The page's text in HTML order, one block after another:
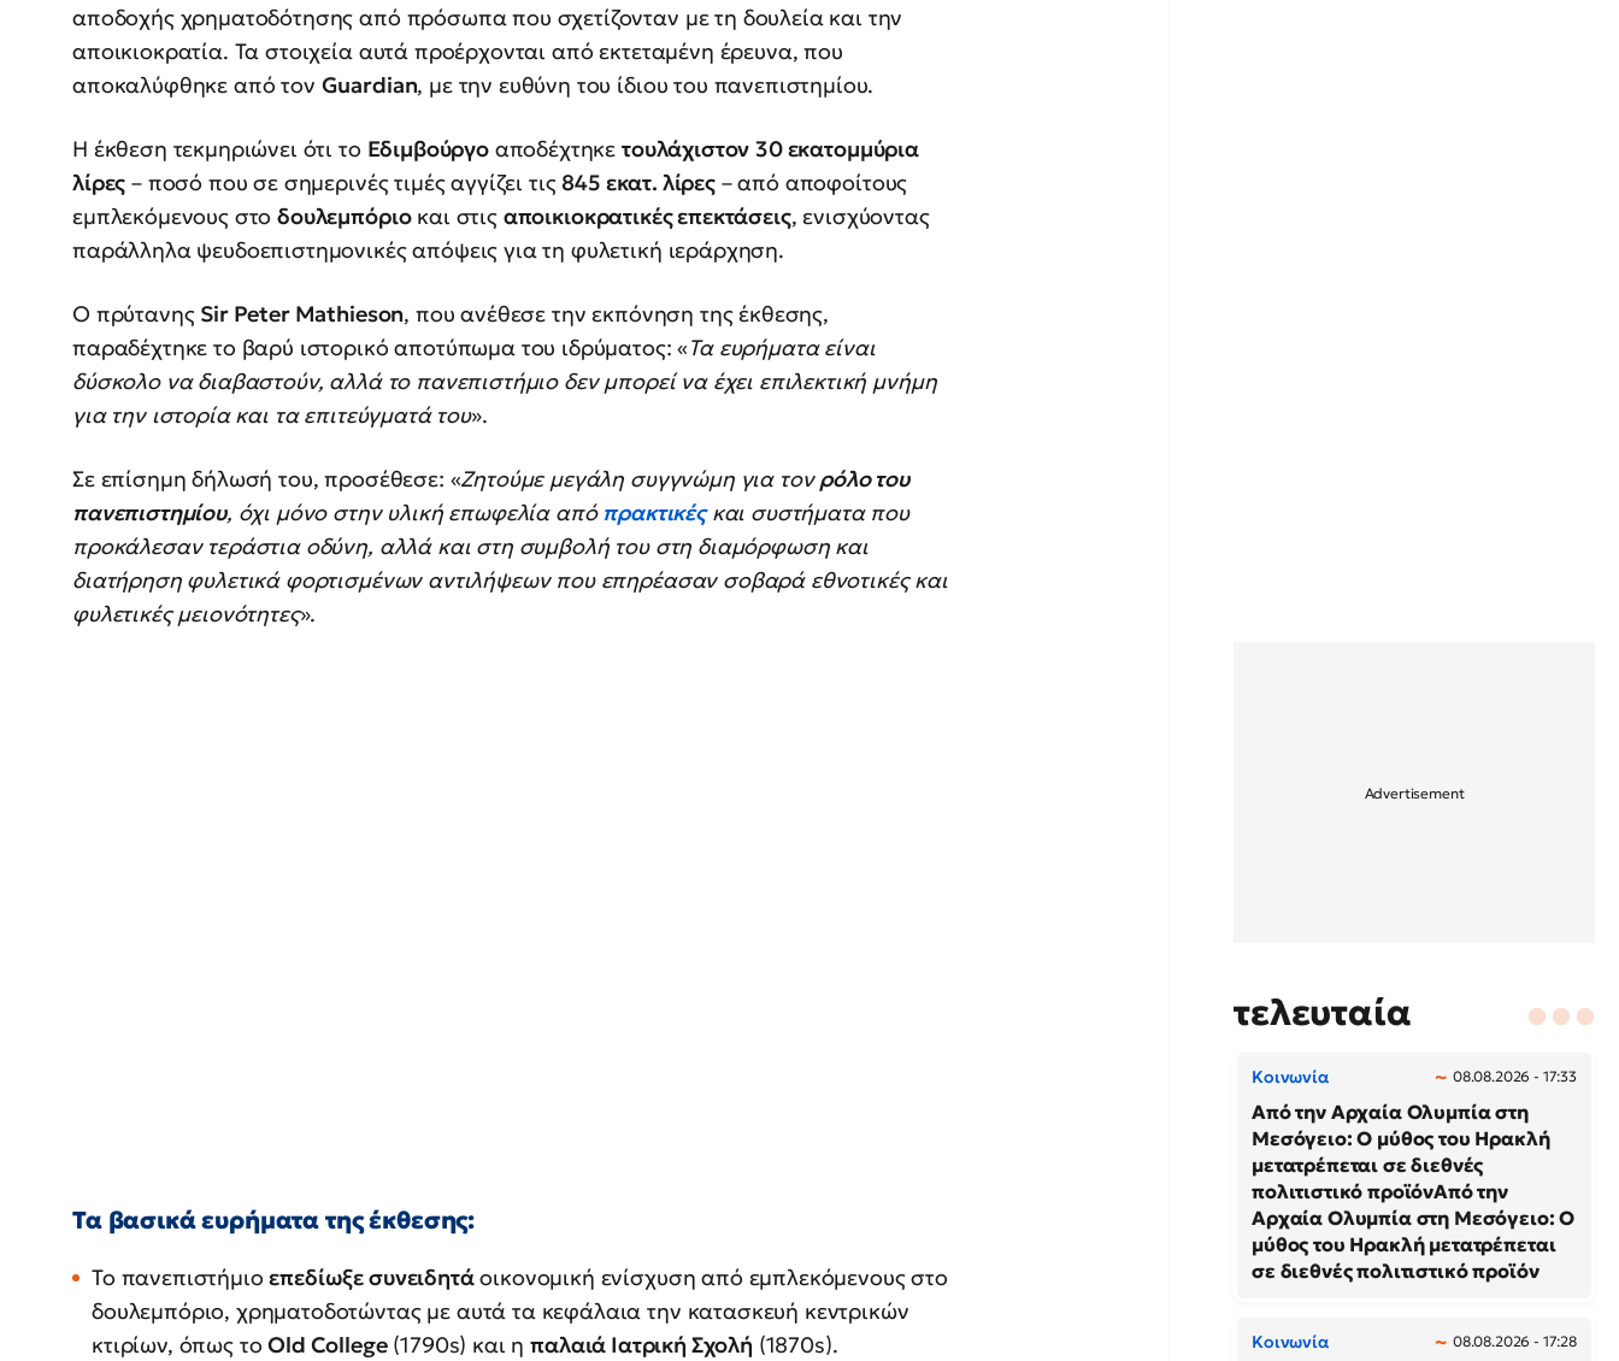
αποδοχής χρηματοδότησης από πρόσωπα που σχετίζονταν με τη δουλεία και την
αποικιοκρατία. Τα στοιχεία αυτά προέρχονται από εκτεταμένη έρευνα, που
αποκαλύφθηκε από τον Guardian, με την ευθύνη του ίδιου του πανεπιστημίου.
Η έκθεση τεκμηριώνει ότι το Εδιμβούργοαποδέχτηκετουλάχιστον 30 εκατομμύρια
λίρες – ποσό που σε σημερινές τιμές αγγίζει τις 845 εκατ. λίρες– από αποφοίτους
εμπλεκόμενους στοδουλεμπόριοκαι στις αποικιοκρατικές επεκτάσεις, ενισχύοντας
παράλληλα ψευδοεπιστημονικές απόψεις για τη φυλετική ιεράρχηση.
Ο πρύτανης Sir Peter Mathieson, που ανέθεσε την εκπόνηση της έκθεσης,
παραδέχτηκε το βαρύ ιστορικό αποτύπωμα του ιδρύματος: «Τα ευρήματα είναι
δύσκολο να διαβαστούν, αλλά το πανεπιστήμιο δεν μπορεί να έχει επιλεκτική μνήμη
για την ιστορία και τα επιτεύγματά του».
Σε επίσημη δήλωσή του, προσέθεσε: «Ζητούμε μεγάλη συγγνώμη για τονρόλο του
πανεπιστημίου, όχι μόνο στην υλική επωφελία από πρακτικέςκαι συστήματα που
προκάλεσαν τεράστια οδύνη, αλλά και στη συμβολή του στη διαμόρφωση και
διατήρηση φυλετικά φορτισμένων αντιλήψεων που επηρέασαν σοβαρά εθνοτικές και
φυλετικές μειονότητες».
Τα βασικά ευρήματα της έκθεσης:
Το πανεπιστήμιοεπεδίωξε συνειδητάοικονομική ενίσχυση από εμπλεκόμενους στο
δουλεμπόριο, χρηματοδοτώντας με αυτά τα κεφάλαια την κατασκευή κεντρικών
κτιρίων, όπως τοOld College(1790s) και ηπαλαιά Ιατρική Σχολή (1870s).
τελευταία
Κοινωνία 08.08.2026 - 17:33
Από την Αρχαία Ολυμπία στη
Μεσόγειο: Ο μύθος του Ηρακλή
μετατρέπεται σε διεθνές
πολιτιστικό προϊόνΑπό την
Αρχαία Ολυμπία στη Μεσόγειο: Ο
μύθος του Ηρακλή μετατρέπεται
σε διεθνές πολιτιστικό προϊόν
Κοινωνία 08.08.2026 - 17:28